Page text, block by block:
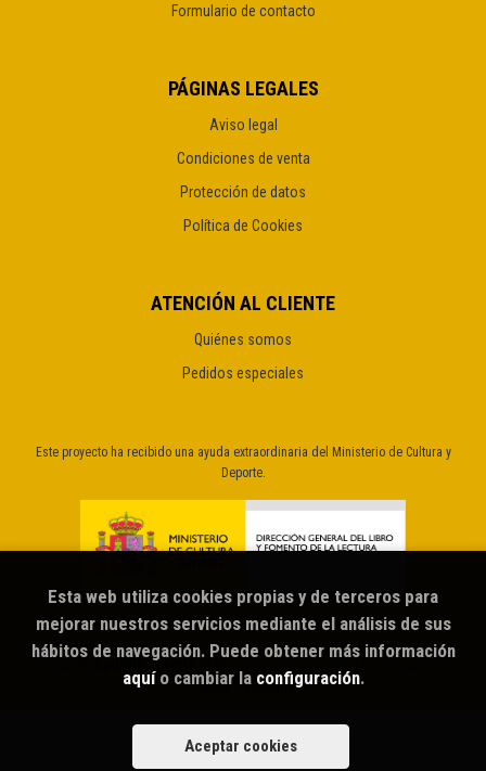
Formulario de contacto
PÁGINAS LEGALES
Aviso legal
Condiciones de venta
Protección de datos
Política de Cookies
ATENCIÓN AL CLIENTE
Quiénes somos
Pedidos especiales
Este proyecto ha recibido una ayuda extraordinaria del Ministerio de Cultura y
Deporte.
Sputnik librería café
Grupo Trevenque
Esta web utiliza cookies propias y de terceros para
mejorar nuestros servicios mediante el análisis de sus
hábitos de navegación. Puede obtener más información
aquío cambiar la configuración.
Aceptar cookies